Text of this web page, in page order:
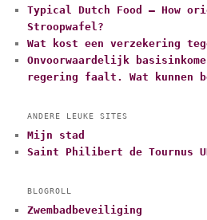
Typical Dutch Food – How
Stroopwafel?
Wat kost een verzekering
Onvoorwaardelijk
regering faalt. Wat kunnen
ANDERE LEUKE SITES
Mijn stad
Saint Philibert de Tournus
BLOGROLL
Zwembadbeveiliging